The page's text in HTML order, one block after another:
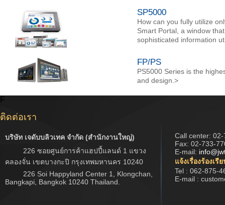
SP5000
How can you fully utilize
Smart Portal, a window
sophisticated information
FP/PS
PS5000 Series is the
and design.>
F
ติดต่อเรา
บริษัท เจดับบลิวเทค จำกัด (สำนักงานใหญ่)
226 ซอยศูนย์การค้าแฮปปี้แลนด์ 1 แขวง
คลองจั่น เขตบางกะปิ กรุงเทพมหานคร 10240
226 Soi Happyland Center 1, Klongchan,
Bangkapi, Bangkok 10240 Thailand.
Call center: 02-
Fax: 02-733-
E-mail:
แจ้งเรื่องร้องเรี
Tel : 062-875-
E-mail :